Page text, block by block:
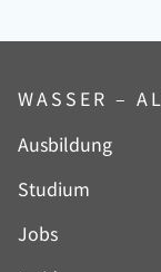
WASSER –
Navigation
Ausbildung
Studium
Jobs